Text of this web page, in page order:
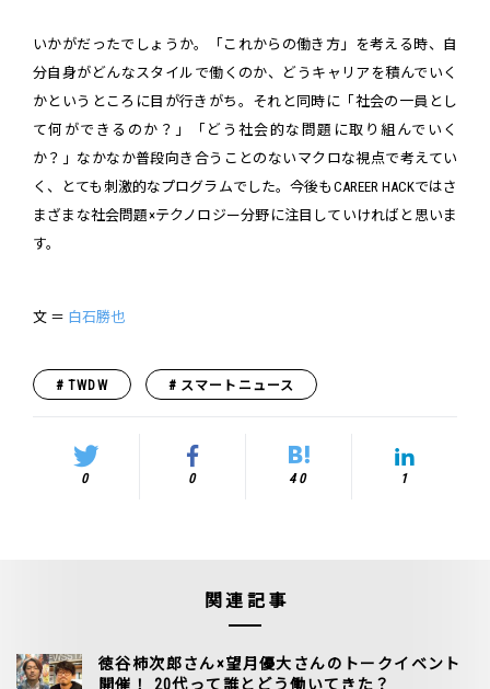
いかがだったでしょうか。「これからの働き方」を考える時、自
分自身がどんなスタイルで働くのか、どうキャリアを積んでいく
かというところに目が行きがち。それと同時に「社会の一員とし
て何ができるのか？」「どう社会的な問題に取り組んでいく
か？」なかなか普段向き合うことのないマクロな視点で考えてい
く、とても刺激的なプログラムでした。今後もCAREER HACKではさ
まざまな社会問題×テクノロジー分野に注目していければと思いま
す。
文 ＝ 白石勝也
TWDW スマートニュース
0 0 40 1
関連記事
徳谷柿次郎さん×望月優大さんのトークイベント
開催！ 20代って誰とどう働いてきた？